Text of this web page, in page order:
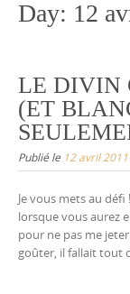
Day: 12
LE DIVIN
(ET
Publié le 12 avril 2011
Je vous mets au
lorsque vous aurez
pour ne pas me
goûter, il fallait tout